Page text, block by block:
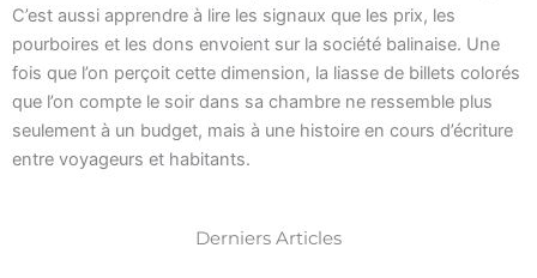
C’est aussi apprendre à lire les signaux que les prix, les
pourboires et les dons envoient sur la société balinaise. Une
fois que l’on perçoit cette dimension, la liasse de billets colorés
que l’on compte le soir dans sa chambre ne ressemble plus
seulement à un budget, mais à une histoire en cours d’écriture
entre voyageurs et habitants.
Derniers Articles